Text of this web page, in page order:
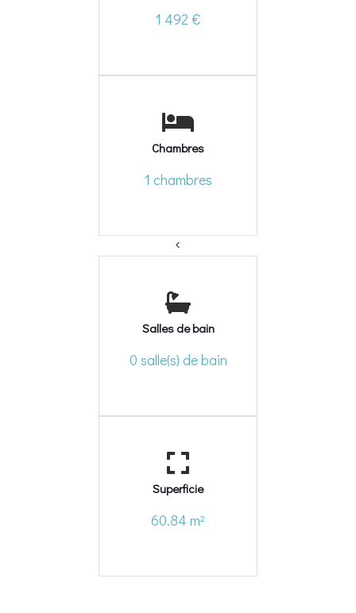
1 492 €
Chambres
1 chambres
<
Salles de bain
0 salle(s) de bain
Superficie
60.84 m²